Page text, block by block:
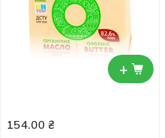
+
154.00 ₴